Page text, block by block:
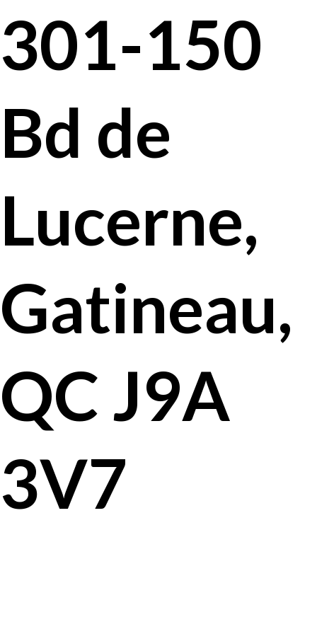
301-150
Bd de
Lucerne,
Gatineau,
QC J9A
3V7